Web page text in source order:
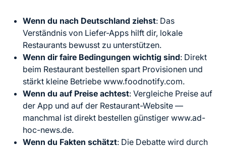
Wenn du nach Deutschland ziehst: Das
Verständnis von Liefer-Apps hilft dir, lokale
Restaurants bewusst zu unterstützen.
Wenn dir faire Bedingungen wichtig sind: Direkt
beim Restaurant bestellen spart Provisionen und
stärkt kleine Betriebe www.foodnotify.com.
Wenn du auf Preise achtest: Vergleiche Preise auf
der App und auf der Restaurant-Website —
manchmal ist direkt bestellen günstiger www.ad-
hoc-news.de.
Wenn du Fakten schätzt: Die Debatte wird durch